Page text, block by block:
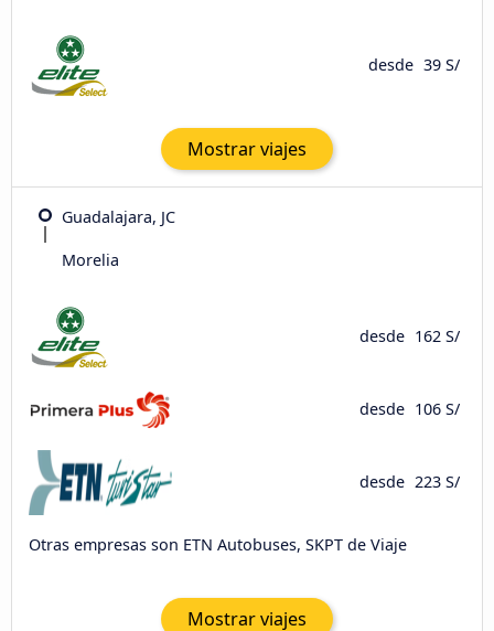
desde 39 S/
Mostrar viajes
Guadalajara, JC
Morelia
desde 162 S/
desde 106 S/
desde 223 S/
Otras empresas son ETN Autobuses, SKPT de Viaje
Mostrar viajes